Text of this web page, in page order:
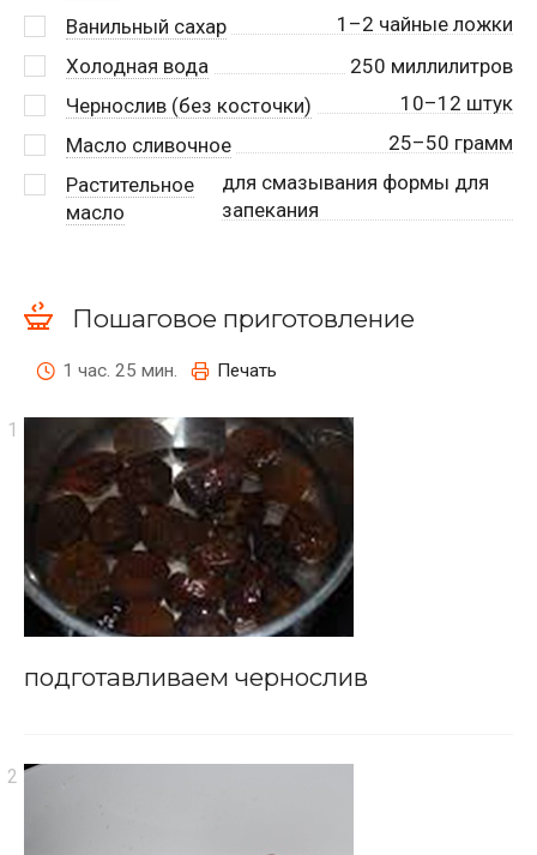
Ванильный сахар
1–2 чайные ложки
Холодная вода
250 миллилитров
Чернослив (без косточки)
10–12 штук
Масло сливочное
25–50 грамм
Растительное
масло
для смазывания формы для
запекания
Пошаговое приготовление
1 час. 25 мин. Печать
подготавливаем чернослив